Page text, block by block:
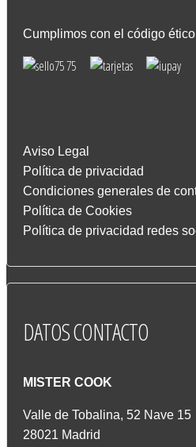
Cumplimos con el código
Aviso Legal
Política de privacidad
Condiciones generales de
Política de Cookies
Política de privacidad redes
DATOSCONTACTO
MISTER COOK
Valle de Tobalina, 52 Nave 15
28021 Madrid